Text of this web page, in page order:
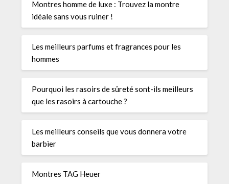
Montres homme de luxe : Trouvez la montre
idéale sans vous ruiner !
Les meilleurs parfums et fragrances pour les
hommes
Pourquoi les rasoirs de sûreté sont-ils meilleurs
que les rasoirs à cartouche ?
Les meilleurs conseils que vous donnera votre
barbier
Montres TAG Heuer